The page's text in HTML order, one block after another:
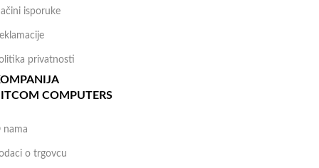
isporuke
privatnosti
COMPUTERS
nama
o trgovcu